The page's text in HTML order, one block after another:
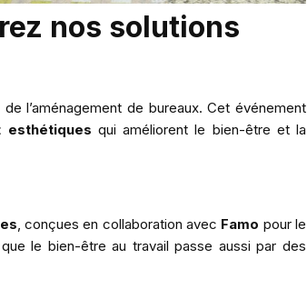
nos solutions
l’aménagement de bureaux. Cet événement
esthétiques qui améliorent le bien-être et la
, conçues en collaboration avec Famo pour le
le bien-être au travail passe aussi par des